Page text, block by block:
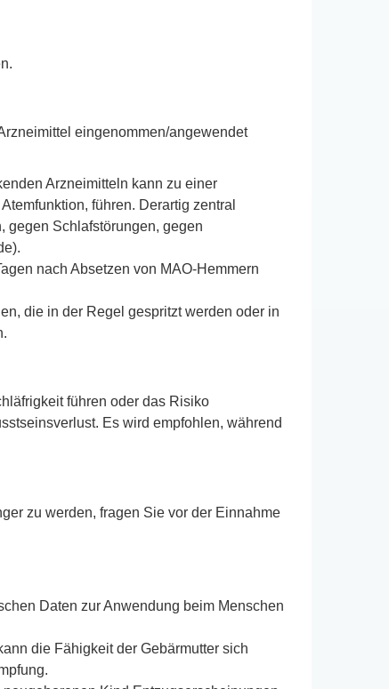
eingenommen/angewendet
Arzneimitteln kann zu einer
führen. Derartig zentral
gegen Schlafstörungen, gegen
nach Absetzen von MAO-Hemmern
die in der Regel gespritzt werden oder in
führen oder das Risiko
Es wird empfohlen, während
zu werden, fragen Sie vor der Einnahme
Daten zur Anwendung beim Menschen
die Fähigkeit der Gebärmutter sich